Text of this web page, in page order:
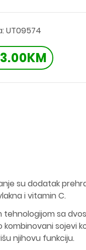
UT09574
su dodatak
i vitamin C.
tehnologijom sa
sojevi
njihovu funkciju.